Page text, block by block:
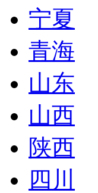
宁夏
青海
山东
山西
陕西
四川